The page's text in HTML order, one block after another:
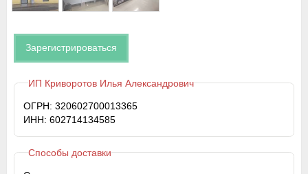
Зарегистрироваться
ИП Криворотов Илья Александрович
ОГРН: 320602700013365
ИНН: 602714134585
Способы доставки